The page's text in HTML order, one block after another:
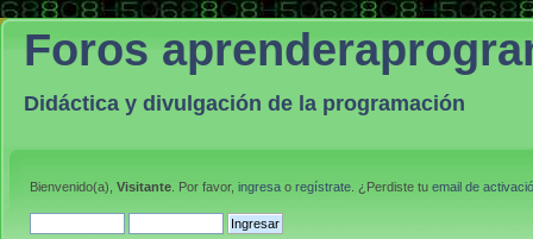
Foros
Didáctica y divulgación de la programación
Bienvenido(a), Visitante . Por favor, ingresa o regístrate . ¿Perdiste tu email de